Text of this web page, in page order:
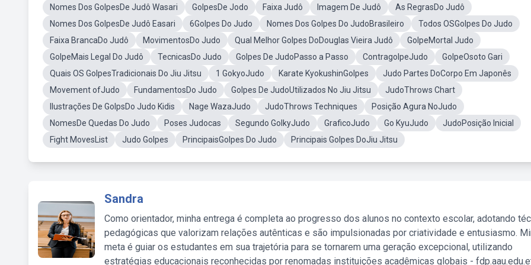
Nomes Dos GolpesDe Judô Wasari
GolpesDe Jodo Faixa Judô Imagem De Judô
As RegrasDo Judô
Nomes Dos GolpesDe Judô Easari
6Golpes Do Judo Nomes Dos Golpes Do JudoBrasileiro
Todos OSGolpes Do Judo
Faixa BrancaDo Judô
MovimentosDo Judo Qual Melhor Golpes DoDouglas Vieira Judô
GolpeMortal Judo
GolpeMais Legal Do Judô
TecnicasDo Judo Golpes De JudoPasso a Passo ContragolpeJudo
GolpeOsoto Gari
Quais OS GolpesTradicionais Do Jiu Jitsu
1 GokyoJudo Karate KyokushinGolpes
Judo Partes DoCorpo Em Japonês
Movement ofJudo
FundamentosDo Judo Golpes De JudoUtilizados No Jiu Jitsu
JudoThrows Chart
Ilustrações De GolpsDo Judo Kidis
Nage WazaJudo JudoThrows Techniques
Posição Agura NoJudo
NomesDe Quedas Do Judo
Poses Judocas Segundo GolkyJudo GraficoJudo Go KyuJudo
JudoPosição Inicial
Fight MovesList
Judo Golpes PrincipaisGolpes Do Judo Principais Golpes DoJiu Jitsu
Sandra
Como orientador, minha entrega é completa ao progresso dos alunos no contexto escolar, adotando
pedagógicas que valorizam relações autênticas e são impulsionadas por criatividade e entusiasmo.
meta é guiar os estudantes em sua trajetória para se tornarem uma geração excepcional, utilizando
estratégias educacionais reconhecidas por renomadas instituições acadêmicas globais -